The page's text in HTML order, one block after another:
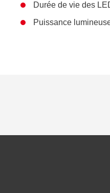
Durée de vie des
Puissance